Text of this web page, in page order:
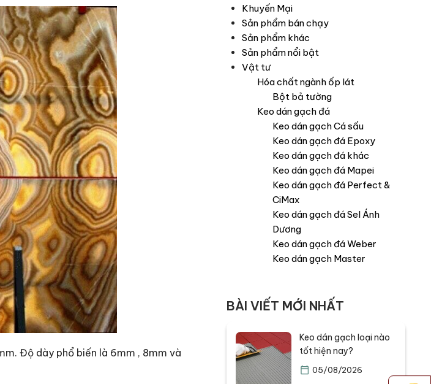
Độ dày phổ biến là 6mm , 8mm và
Khuyến Mại
Sản phẩm bán chạy
Sản phẩm khác
Sản phẩm nổi bật
Vật tư
Hóa chất ngành ốp lát
Bột bả tường
Keo dán gạch đá
Keo dán gạch Cá sấu
Keo dán gạch đá Epoxy
Keo dán gạch đá khác
Keo dán gạch đá Mapei
Keo dán gạch đá Perfect &
CiMax
Keo dán gạch đá Sel Ánh
Dương
Keo dán gạch đá Weber
Keo dán gạch Master
BÀI VIẾT MỚI NHẤT
Keo dán gạch loại nào
tốt hiện nay?
05/08/2026